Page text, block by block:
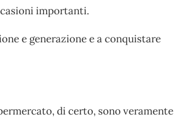
importanti.
e generazione e a conquistare
di certo, sono veramente